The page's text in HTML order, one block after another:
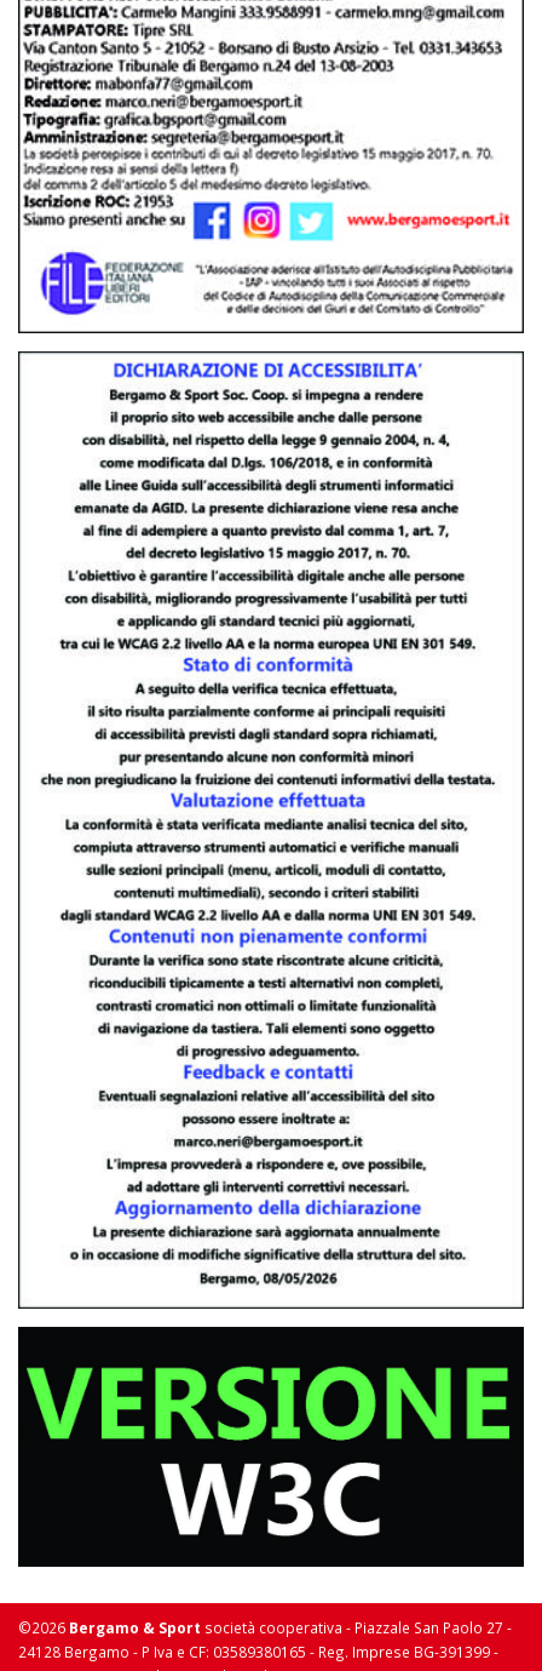
©2026 Bergamo & Sport società cooperativa - Piazzale San Paolo 27 -
24128 Bergamo - P Iva e CF: 03589380165 - Reg. Imprese BG-391399 -